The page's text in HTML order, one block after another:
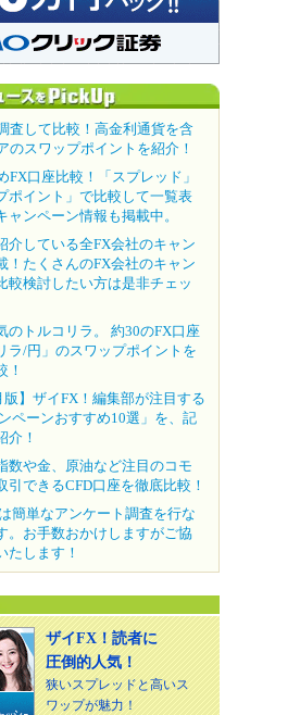
査して比較！高金利通貨を含
のスワップポイントを紹介！
FX口座比較！「スプレッド」
ポイント」で比較して一覧表
ャンペーン情報も掲載中。
介している全FX会社のキャン
！たくさんのFX会社のキャン
較検討したい方は是非チェッ
のトルコリラ。 約30のFX口座
ラ/円」のスワップポイントを
！
版】ザイFX！編集部が注目する
ペーンおすすめ10選」を、記
介！
数や金、原油など注目のコモ
引できるCFD口座を徹底比較！
簡単なアンケート調査を行な
。お手数おかけしますがご協
たします！
ザイFX！読者に
圧倒的人気！
狭いスプレッドと高いス
ワップが魅力！